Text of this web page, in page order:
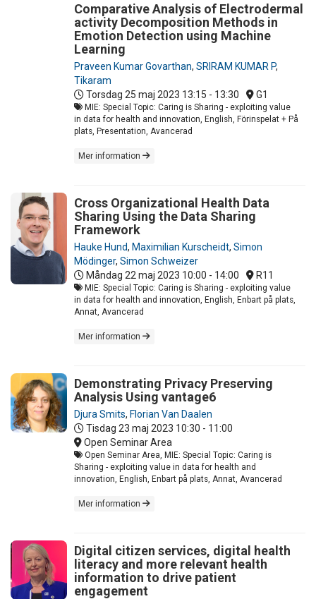
Comparative Analysis of Electrodermal
activity Decomposition Methods in
Emotion Detection using Machine
Learning
Praveen Kumar Govarthan, SRIRAM KUMAR P,
Tikaram
Torsdag 25 maj 2023 13:15 - 13:30 G1
MIE: Special Topic: Caring is Sharing - exploiting value
in data for health and innovation, English, Förinspelat + På
plats, Presentation, Avancerad
Mer information
Cross Organizational Health Data
Sharing Using the Data Sharing
Framework
Hauke Hund, Maximilian Kurscheidt, Simon
Mödinger, Simon Schweizer
Måndag 22 maj 2023 10:00 - 14:00 R11
MIE: Special Topic: Caring is Sharing - exploiting value
in data for health and innovation, English, Enbart på plats,
Annat, Avancerad
Mer information
Demonstrating Privacy Preserving
Analysis Using vantage6
Djura Smits, Florian Van Daalen
Tisdag 23 maj 2023 10:30 - 11:00
Open Seminar Area
Open Seminar Area, MIE: Special Topic: Caring is
Sharing - exploiting value in data for health and
innovation, English, Enbart på plats, Annat, Avancerad
Mer information
Digital citizen services, digital health
literacy and more relevant health
information to drive patient
engagement